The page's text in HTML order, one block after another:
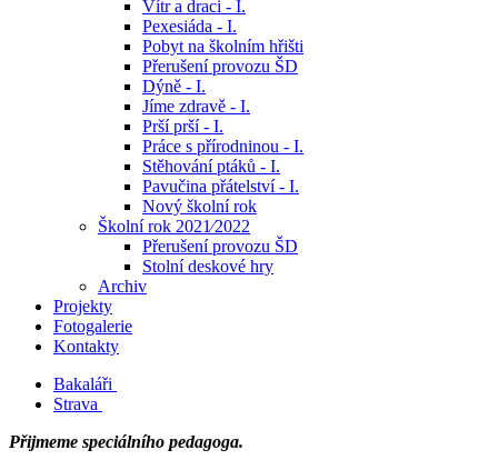
Vítr a draci - I.
Pexesiáda - I.
Pobyt na školním hřišti
Přerušení provozu ŠD
Dýně - I.
Jíme zdravě - I.
Prší prší - I.
Práce s přírodninou - I.
Stěhování ptáků - I.
Pavučina přátelství - I.
Nový školní rok
Školní rok 2021⁄2022
Přerušení provozu ŠD
Stolní deskové hry
Archiv
Projekty
Fotogalerie
Kontakty
Bakaláři
Strava
Přijmeme speciálního pedagoga.